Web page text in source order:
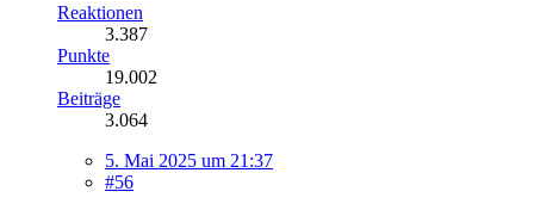
Reaktionen
3.387
Punkte
19.002
Beiträge
3.064
5. Mai 2025 um 21:37
#56